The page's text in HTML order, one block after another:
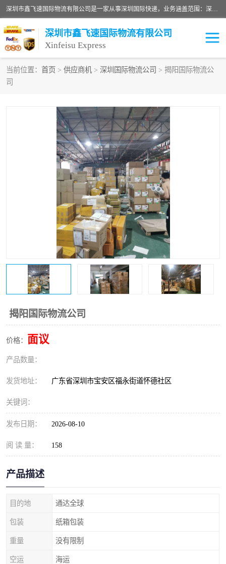
深圳市鑫飞速国际物流有限公司是一家从事深圳国际快递，业务涵盖范围：深圳DHL国际快递、深圳国际快递公司、深圳国际物流公司、深圳国际快递、深圳DHL国际快递电话可拨打全国服务热线：15019287411。欢迎各位亲来人来电到我司洽谈合作。
深圳市鑫飞速国际物流有限公司
Xinfeisu Express
当前位置： 首页 > 供应商机 > 深圳国际物流公司 > 揭阳国际物流公
司
揭阳国际物流公司
价格： 面议
产品数量：
发货地址： 广东省深圳市宝安区福永街道怀德社区
关键词：
发布日期： 2026-08-10
阅 读 量： 158
产品描述
目的地 通达全球
包装 纸箱包装
重量 没有限制
空运 海运
巴西快递
深圳DHL国际快递 伊朗快递
UPS国际快递 深圳国际快递公司
深圳国际物流公司 深圳国际快递电话
DHL国际快递电话 深圳国际快递
新能源电池出口物流